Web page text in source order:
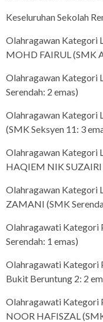
Keseluruhan Sekolah
Olahragawan Kategori
MOHD FAIRUL (SMK
Olahragawan Kategori
Serendah: 2 emas)
Olahragawan Kategori
(SMK Seksyen 11: 3
Olahragawan
HAQIEM NIK SUZAIRI
Olahragawan
ZAMANI (SMK
Olahragawati Kategori
Serendah: 1 emas)
Olahragawati Kategori
Bukit Beruntung 2: 2
Olahragawati Kategori
NOOR HAFISZAL